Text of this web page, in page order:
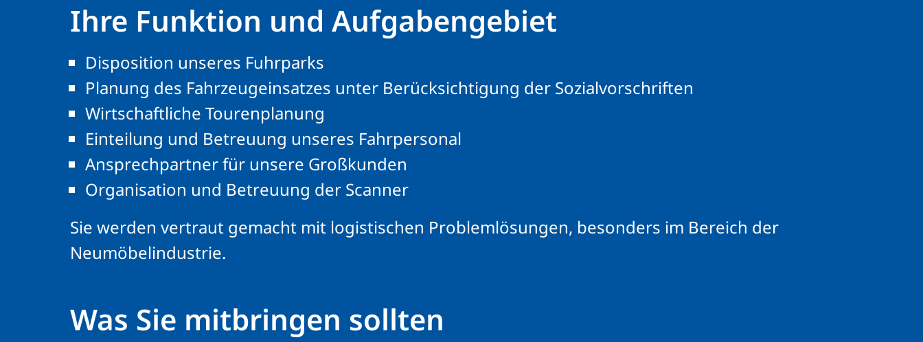
Ihre Funktion und Aufgabengebiet
Disposition unseres Fuhrparks
Planung des Fahrzeugeinsatzes unter Berücksichtigung der Sozialvorschriften
Wirtschaftliche Tourenplanung
Einteilung und Betreuung unseres Fahrpersonal
Ansprechpartner für unsere Großkunden
Organisation und Betreuung der Scanner
Sie werden vertraut gemacht mit logistischen Problemlösungen, besonders im Bereich der
Neumöbelindustrie.
Was Sie mitbringen sollten